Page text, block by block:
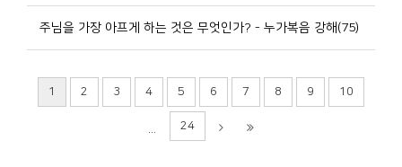
주님을 가장 아프게 하는 것은 무엇인가? - 누가복음 강해(75)
1 2 3 4 5 6 7 8 9 10
24